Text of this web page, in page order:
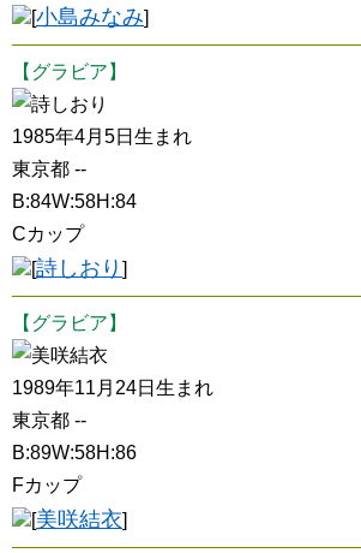
[小島みなみ]
【グラビア】
詩しおり
1985年4月5日生まれ
東京都 --
B:84W:58H:84
Cカップ
[詩しおり ]
【グラビア】
美咲結衣
1989年11月24日生まれ
東京都 --
B:89W:58H:86
Fカップ
[美咲結衣]